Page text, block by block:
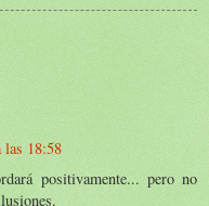
las 18:58
positivamente... pero no